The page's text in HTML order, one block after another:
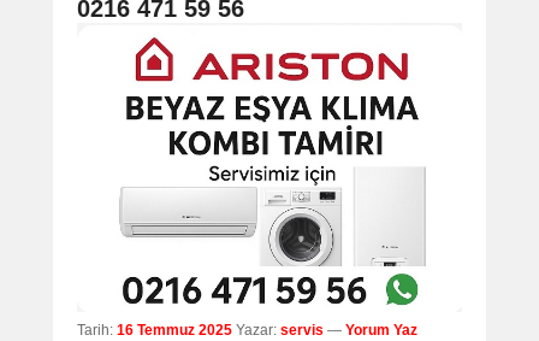
0216 471 59 56
Tarih: 16 Temmuz 2025 Yazar: servis — Yorum Yaz